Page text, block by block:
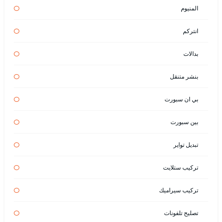
المنيوم
انتركم
بدالات
بنشر متنقل
بي ان سبورت
بين سبورت
تبديل تواير
تركيب ستلايت
تركيب سيراميك
تصليح تلفونات